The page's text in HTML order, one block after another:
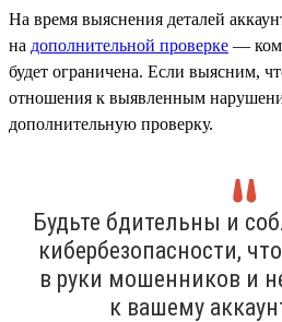
На время выяснения деталей
на дополнительной проверке —
будет ограничена. Если выясним,
отношения к выявленным
дополнительную проверку.
Будьте бдительны и
кибербезопасности,
в руки мошенников и
к вашему